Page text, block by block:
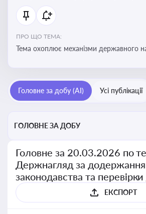
ПРО ЩО ТЕМА:
Тема охоплює механізми державного
Головне за добу (AI) Усі публікації
ГОЛОВНЕ ЗА ДОБУ
Головне за 20.03.2026 по
Держнагляд за
законодавства та
ЕКСПОРТ